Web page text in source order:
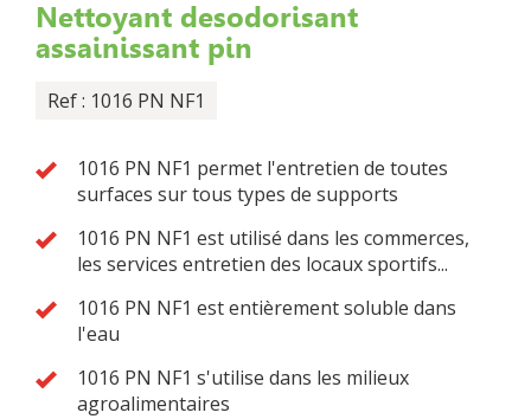
Nettoyant desodorisant
assainissant pin
Ref : 1016 PN NF1
1016 PN NF1 permet l'entretien de toutes
surfaces sur tous types de supports
1016 PN NF1 est utilisé dans les commerces,
les services entretien des locaux sportifs...
1016 PN NF1 est entièrement soluble dans
l'eau
1016 PN NF1 s'utilise dans les milieux
agroalimentaires